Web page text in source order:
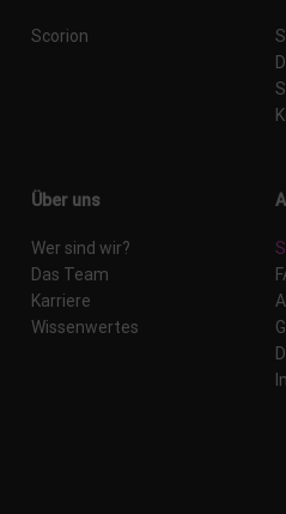
Scorion
Über uns
Wer sind wir?
Das Team
Karriere
Wissenwertes